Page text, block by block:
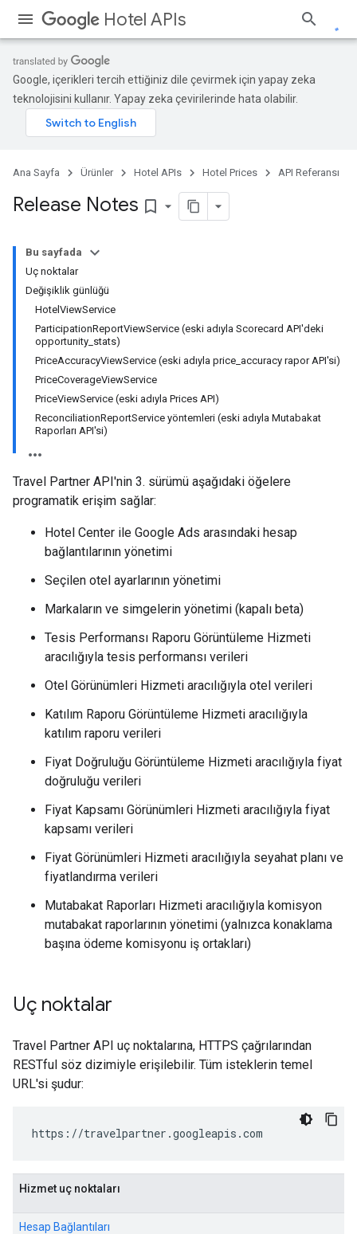
Hotel APIs
Google, içerikleri tercih ettiğiniz dile çevirmek için yapay zeka
teknolojisini kullanır. Yapay zeka çevirilerinde hata olabilir.
Ana Sayfa Ürünler Hotel APIs Hotel Prices API Referansı
Release Notes bookmark_border
Bu sayfada
Uç noktalar
Değişiklik günlüğü
HotelViewService
ParticipationReportViewService (eski adıyla Scorecard API'deki
opportunity_stats)
PriceAccuracyViewService (eski adıyla price_accuracy rapor API'si)
PriceCoverageViewService
PriceViewService (eski adıyla Prices API)
ReconciliationReportService yöntemleri (eski adıyla Mutabakat
Raporları API'si)
Travel Partner API'nin 3. sürümü aşağıdaki öğelere
programatik erişim sağlar:
Hotel Center ile Google Ads arasındaki hesap
bağlantılarının yönetimi
Seçilen otel ayarlarının yönetimi
Markaların ve simgelerin yönetimi (kapalı beta)
Tesis Performansı Raporu Görüntüleme Hizmeti
aracılığıyla tesis performansı verileri
Otel Görünümleri Hizmeti aracılığıyla otel verileri
Katılım Raporu Görüntüleme Hizmeti aracılığıyla
katılım raporu verileri
Fiyat Doğruluğu Görüntüleme Hizmeti aracılığıyla fiyat
doğruluğu verileri
Fiyat Kapsamı Görünümleri Hizmeti aracılığıyla fiyat
kapsamı verileri
Fiyat Görünümleri Hizmeti aracılığıyla seyahat planı ve
fiyatlandırma verileri
Mutabakat Raporları Hizmeti aracılığıyla komisyon
mutabakat raporlarının yönetimi (yalnızca konaklama
başına ödeme komisyonu iş ortakları)
Uç noktalar
Travel Partner API uç noktalarına, HTTPS çağrılarından
RESTful söz dizimiyle erişilebilir. Tüm isteklerin temel
URL'si şudur:
https://travelpartner.googleapis.com
Hizmet uç noktaları
Hesap Bağlantıları